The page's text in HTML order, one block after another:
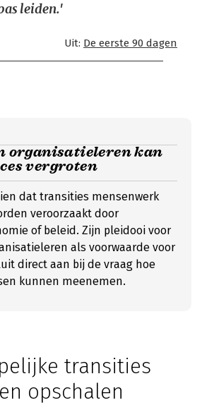
leiden.'
Uit: De eerste 90 dagen
organisatieleren kan
vergroten
dat transities mensenwerk
veroorzaakt door
of beleid. Zijn pleidooi voor
als voorwaarde voor
direct aan bij de vraag hoe
kunnen meenemen.
transities
opschalen